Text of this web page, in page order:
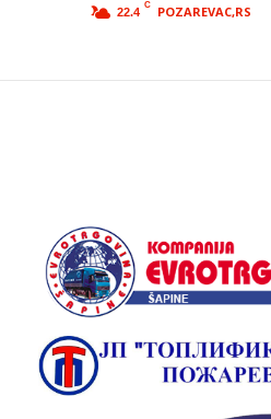
22.4
C POZAREVAC,RS